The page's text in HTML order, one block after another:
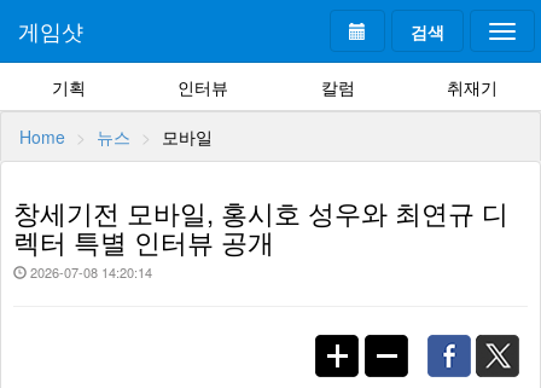
검색
게임샷
기획 인터뷰 칼럼 취재기
Home 뉴스 모바일
창세기전 모바일, 홍시호 성우와 최연규 디
렉터 특별 인터뷰 공개
2026-07-08 14:20:14